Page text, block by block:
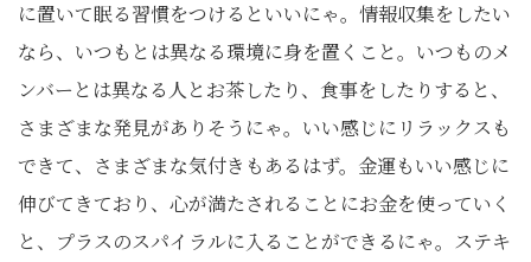
に置いて眠る習慣をつけるといいにゃ。情報収集をしたい
なら、いつもとは異なる環境に身を置くこと。いつものメ
ンバーとは異なる人とお茶したり、食事をしたりすると、
さまざまな発見がありそうにゃ。いい感じにリラックスも
できて、さまざまな気付きもあるはず。金運もいい感じに
伸びてきており、心が満たされることにお金を使っていく
と、プラスのスパイラルに入ることができるにゃ。ステキ